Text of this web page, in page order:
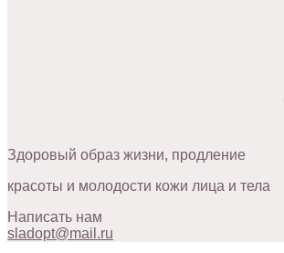
Здоровый образ жизни, продление
красоты и молодости кожи лица и тела
Написать нам
sladopt@mail.ru